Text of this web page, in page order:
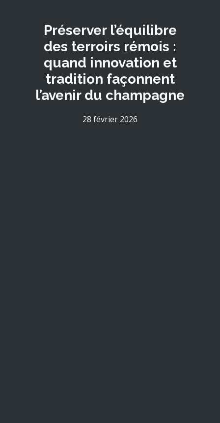
Préserver l’équilibre
des terroirs rémois :
quand innovation et
tradition façonnent
l’avenir du champagne
28 février 2026